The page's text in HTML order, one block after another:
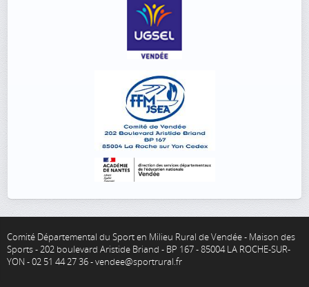
Comité Départemental du Sport en Milieu Rural de Vendée - Maison des
Sports - 202 boulevard Aristide Briand - BP 167 - 85004 LA ROCHE-SUR-
YON - 02 51 44 27 36 - vendee@sportrural.fr